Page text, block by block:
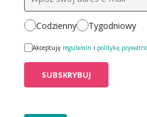
Codzienny Tygodniowy
Akceptuję regulamin i politykę